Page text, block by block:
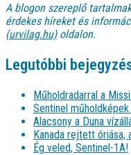
A blogon szereplő
érdekes híreket és
(urvilag.hu)oldalon.
Legutóbbi
Műholdradarral a
Sentinel
Alacsony a Duna
Kanada rejtett óriása,
Ég veled, Sentinel-1A!